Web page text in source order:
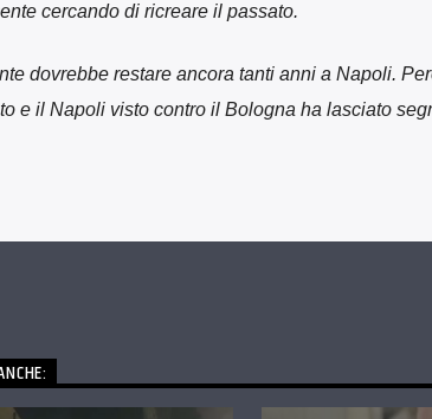
cercando di ricreare il passato.
dovrebbe restare ancora tanti anni a Napoli.
e il Napoli visto contro il Bologna ha lasciato